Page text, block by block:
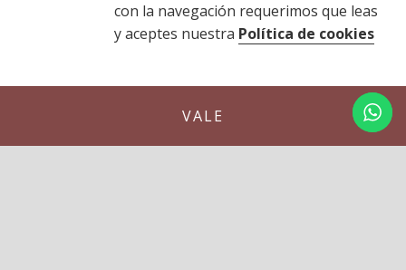
con la navegación requerimos que leas
y aceptes nuestra Política de cookies
VALE